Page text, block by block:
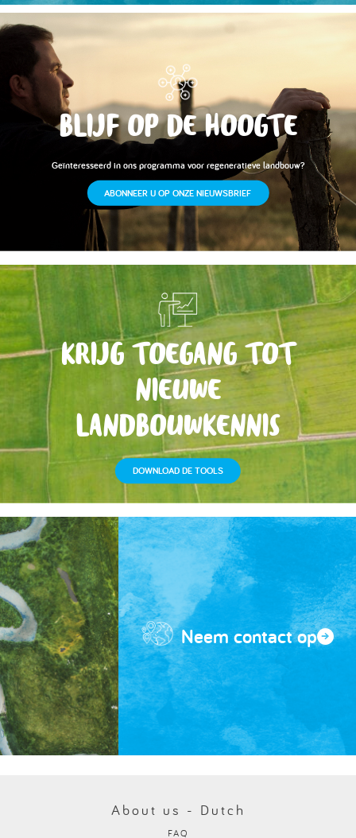
BLIJF OP DE HOOGTE
Geïnteresseerd in ons programma voor regeneratieve landbouw?
ABONNEER U OP ONZE NIEUWSBRIEF
KRIJG TOEGANG TOT
NIEUWE
LANDBOUWKENNIS
DOWNLOAD DE TOOLS
Neem contact op
About us - Dutch
FAQ